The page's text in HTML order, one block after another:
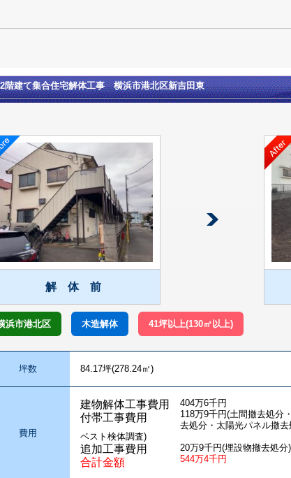
階建て集合住宅解体工事 横浜市港北区新吉田東
解 体 前
浜市港北区 木造解体 41坪以上(130㎡以上)
坪数 84.17坪(278.24㎡)
費用
建物解体工事費用 404万6千円
付帯工事費用
118万9千円(土間撤去処分
去処分・太陽光パネル撤
ベスト検体調査)
追加工事費用 20万9千円(埋設物撤去処分)
合計金額 544万4千円